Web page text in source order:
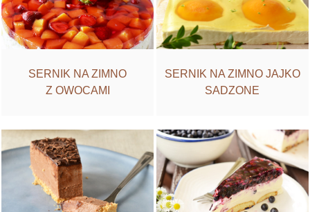
SERNIK NA ZIMNO
Z OWOCAMI
SERNIK NA ZIMNO JAJKO
SADZONE